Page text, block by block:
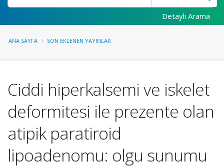
Detaylı Arama
ANA SAYFA SON EKLENEN YAYINLAR
Ciddi hiperkalsemi ve iskelet
deformitesi ile prezente olan
atipik paratiroid
lipoadenomu: olgu sunumu